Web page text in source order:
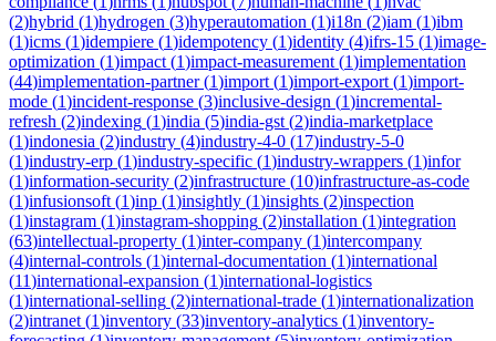
(2)hybrid (1)hydrogen (3)hyperautomation (1)i18n (2)iam (1)ibm
(1)icms (1)idempiere (1)idempotency (1)identity (4)ifrs-15 (1)image-
optimization (1)impact (1)impact-measurement (1)implementation
(44)implementation-partner(1)import (1)import-export (1)import-
mode (1)incident-response (3)inclusive-design (1)incremental-
refresh (2)indexing (1)india (5)india-gst (2)india-marketplace
(1)indonesia (2)industry (4)industry-4-0 (17)industry-5-0
(1)industry-erp (1)industry-specific (1)industry-wrappers (1)infor
(1)information-security (2)infrastructure (10)infrastructure-as-code
(1)infusionsoft (1)inp (1)insightly (1)insights (2)inspection
(1)instagram (1)instagram-shopping (2)installation (1)integration
(63)intellectual-property (1)inter-company (1)intercompany
(4)internal-controls (1)internal-documentation (1)international
(11)international-expansion (1)international-logistics
(1)international-selling (2)international-trade (1)internationalization
(2)intranet (1)inventory (33)inventory-analytics (1)inventory-